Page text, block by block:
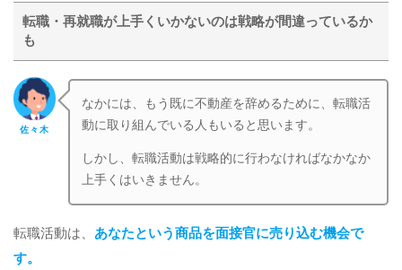
転職・再就職が上手くいかないのは戦略が間違っているか
も
佐々木
なかには、もう既に不動産を辞めるために、転職活
動に取り組んでいる人もいると思います。
しかし、転職活動は戦略的に行わなければなかなか
上手くはいきません。
転職活動は、 あなたという商品を面接官に売り込む機会で
す。